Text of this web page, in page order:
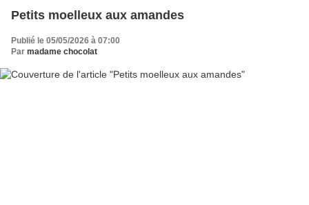
Petits moelleux aux amandes
Publié le 05/05/2026 à 07:00
Par madame chocolat